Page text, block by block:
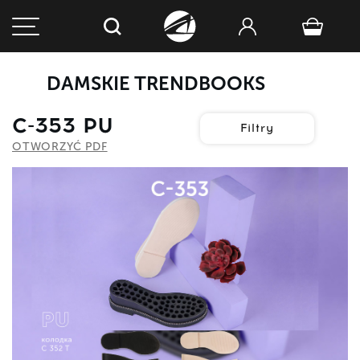
DAMSKIE TRENDBOOKS
Filtry
C-353 PU
OTWORZYĆ PDF